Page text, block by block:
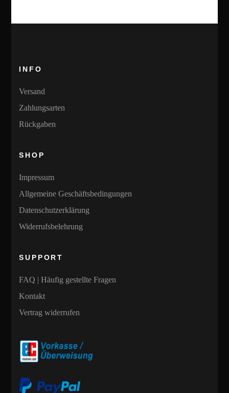
INFO
Versand
Zahlungsarten
Rückgaben
SHOP
Impressum
Allgemeine Geschäftsbedingungen
Datenschutzerklärung
Widerrufsbelehrung
SUPPORT
FAQ | Häufig gestellte Fragen
Kontakt
Vertrag widerrufen